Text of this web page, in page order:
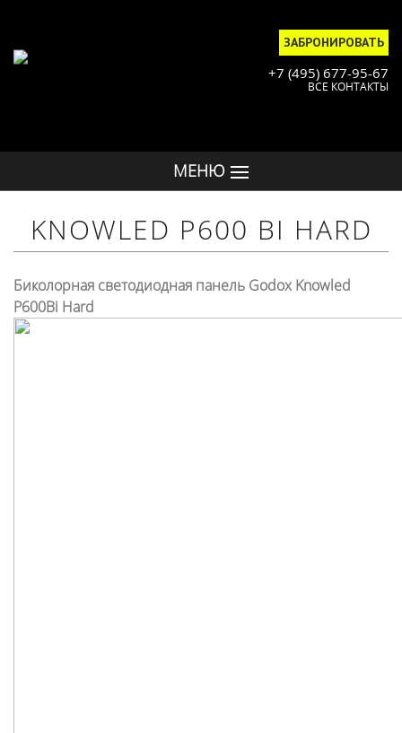
ЗАБРОНИРОВАТЬ
+7 (495) 677-95-67
ВСЕ КОНТАКТЫ
МЕНЮ
KNOWLED P600 BI HARD
Биколорная светодиодная панель Godox Knowled
P600Bi Hard